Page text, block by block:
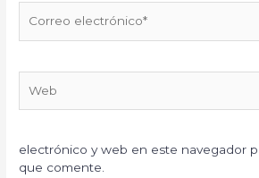
electrónico*
electrónico y web en este navegador
que comente.